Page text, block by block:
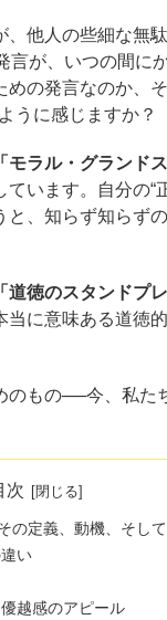
他人の些細な無
が、いつの間に
の発言なのか、
うに感じますか？
モラル・グランド
ています。自分の“
、知らず知らず
道徳のスタンドプレ
に意味ある道徳
のもの──今、私た
次
の定義、動機、そし
い
越感のアピール